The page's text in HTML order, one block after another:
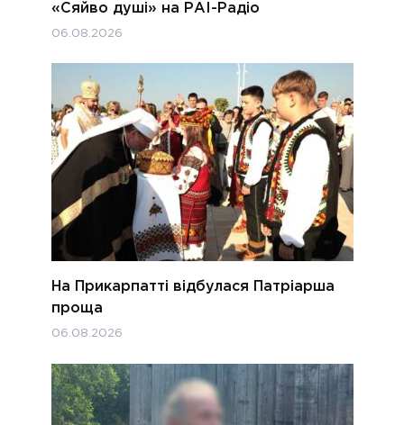
«Сяйво душі» на РАІ-Радіо
06.08.2026
На Прикарпатті відбулася Патріарша
проща
06.08.2026